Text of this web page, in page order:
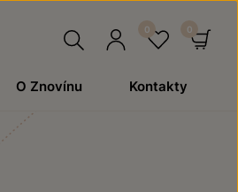
O Znovínu Kontakty